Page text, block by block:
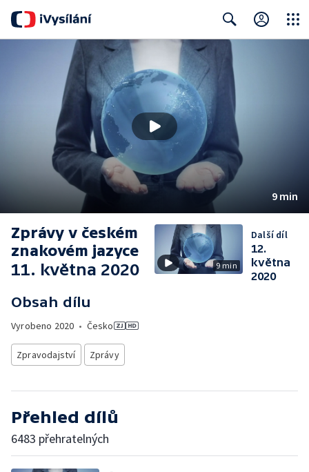
Search
9 min
Zprávy v českém
znakovém jazyce
11. května 2020
Obsah dílu
Vyrobeno 2020 • Česko
Zpravodajství Zprávy
9 min
Další díl
12.
května
2020
Přehled dílů
6483 přehratelných